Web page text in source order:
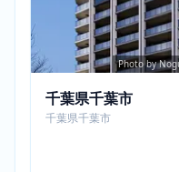
Photo by
千葉県千葉市
千葉県千葉市